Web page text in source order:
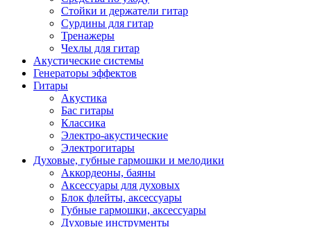
Стойки и держатели гитар
Сурдины для гитар
Тренажеры
Чехлы для гитар
Акустические системы
Генераторы эффектов
Гитары
Акустика
Бас гитары
Классика
Электро-акустические
Электрогитары
Духовые, губные гармошки и мелодики
Аккордеоны, баяны
Аксессуары для духовых
Блок флейты, аксессуары
Губные гармошки, аксессуары
Духовые инструменты